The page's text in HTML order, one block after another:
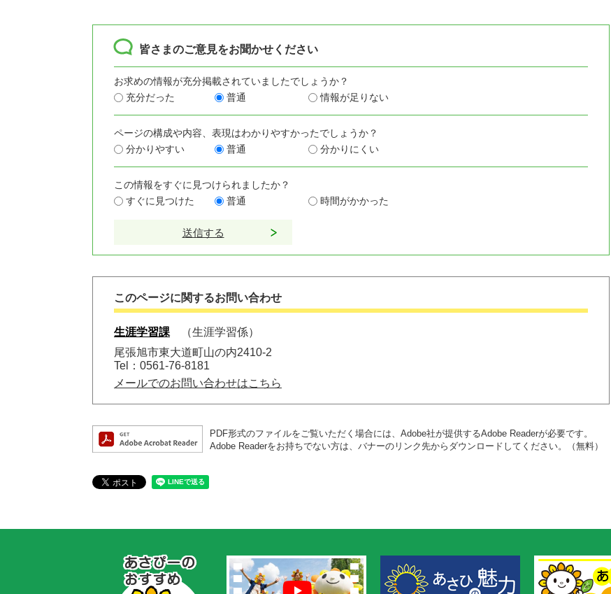
皆さまのご意見をお聞かせください
お求めの情報が充分掲載されていましたでしょうか？
充分だった
普通 情報が足りない
ページの構成や内容、表現はわかりやすかったでしょうか？
分かりやすい
普通 分かりにくい
この情報をすぐに見つけられましたか？
すぐに見つけた
普通 時間がかかった
このページに関するお問い合わせ
生涯学習課
生涯学習係
尾張旭市東大道町山の内2410-2
Tel：0561-76-8181
メールでのお問い合わせはこちら
PDF形式のファイルをご覧いただく場合には、Adobe社が提供するAdobe Readerが必要です。
Adobe Readerをお持ちでない方は、バナーのリンク先からダウンロードしてください。（無料）